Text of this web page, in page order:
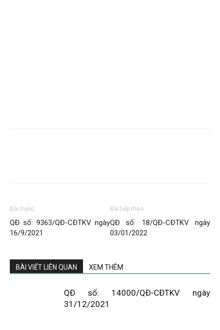
Bài trước
QĐ số: 9363/QĐ-CĐTKV ngày
16/9/2021
Bài tiếp theo
QĐ số: 18/QĐ-CĐTKV ngày
03/01/2022
BÀI VIẾT LIÊN QUAN XEM THÊM
QĐ số: 14000/QĐ-CĐTKV ngày
31/12/2021